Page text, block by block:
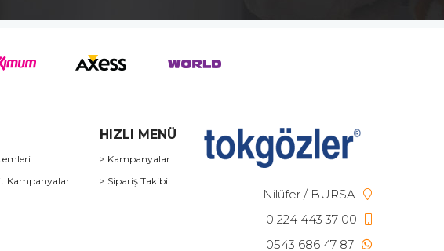
Kampanyaları
HIZLI MENÜ
> Kampanyalar
> Sipariş Takibi
Nilüfer / BURSA
0 224 443 37 00
0543 686 47 87